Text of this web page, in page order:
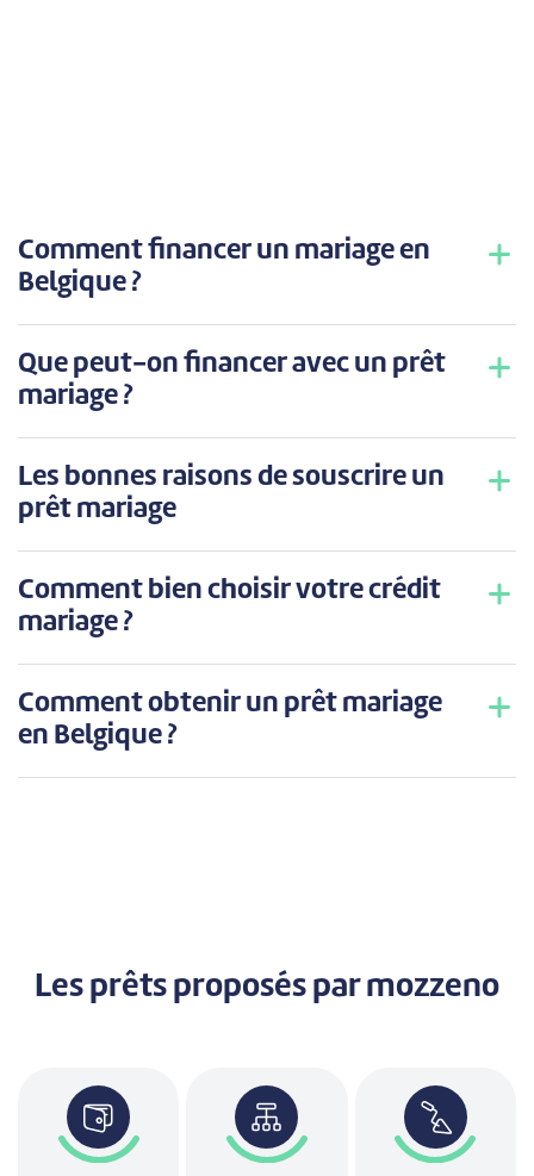
Comment financer un mariage en
Belgique ?
Que peut-on financer avec un prêt
mariage ?
Les bonnes raisons de souscrire un
prêt mariage
Comment bien choisir votre crédit
mariage ?
Comment obtenir un prêt mariage
en Belgique ?
Les prêts proposés par mozzeno